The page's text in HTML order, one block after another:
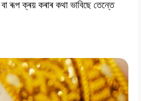
ক্ৰয় কৰাৰ কথা ভাবিছে তেন্তে